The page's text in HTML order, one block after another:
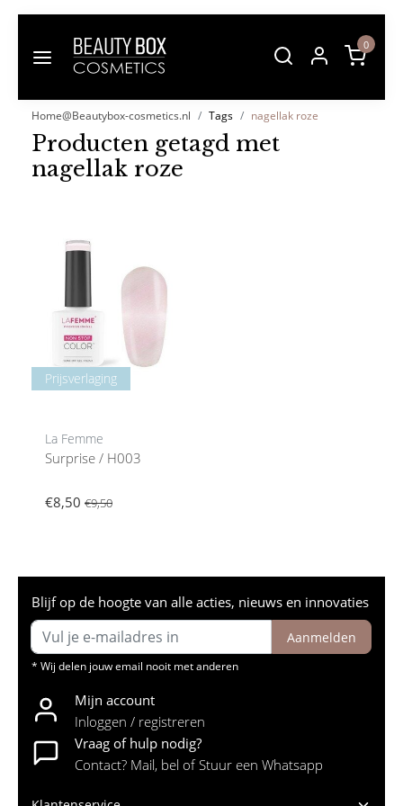
0
Home@Beautybox-cosmetics.nl Tags nagellak roze
Producten getagd met
nagellak roze
Prijsverlaging
La Femme
Surprise / H003
€8,50 €9,50
Blijf op de hoogte van alle acties, nieuws en innovaties
Aanmelden
* Wij delen jouw email nooit met anderen
Mijn account
Inloggen / registreren
Vraag of hulp nodig?
Contact? Mail, bel of Stuur een Whatsapp